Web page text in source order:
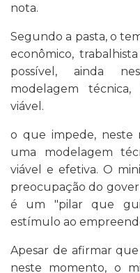
nota.
Segundo a pasta, o
econômico,
possível, ainda
modelagem
viável.
o que impede, neste
uma modelagem
viável e efetiva. O
preocupação do
é um "pilar que
estímulo ao
Apesar de afirmar
neste momento, o